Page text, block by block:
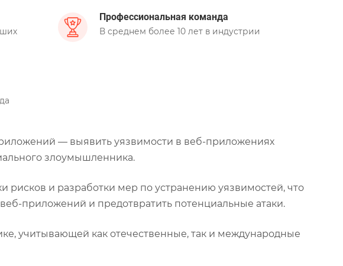
Профессиональная команда
В среднем более 10 лет в индустрии
— выявить уязвимости в веб-приложениях
злоумышленника.
рисков и разработки мер по устранению уязвимостей, что
приложений и предотвратить потенциальные атаки.
учитывающей как отечественные, так и международные